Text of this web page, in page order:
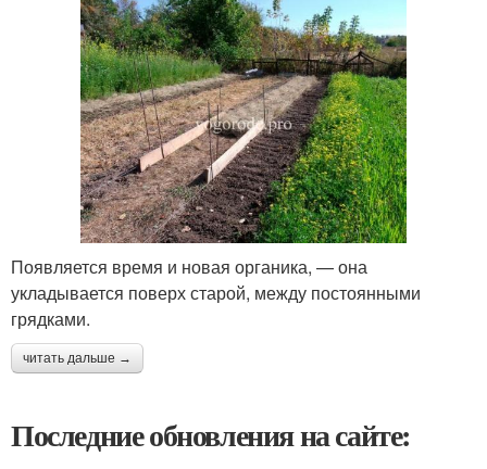
Появляется время и новая органика, — она
укладывается поверх старой, между постоянными
грядками.
читать дальше →
Последние обновления на сайте: